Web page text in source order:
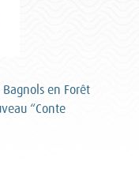
en Forêt
“Conte